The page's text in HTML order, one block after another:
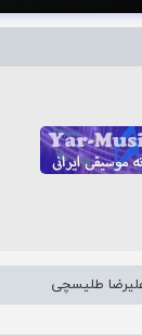
طلیسچی